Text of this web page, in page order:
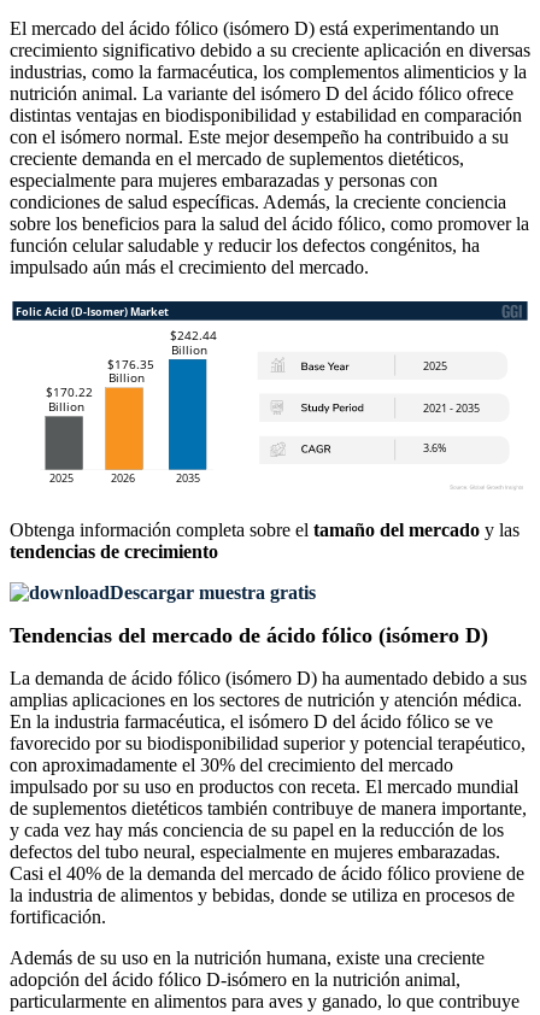
El mercado del ácido fólico (isómero D) está experimentando un
crecimiento significativo debido a su creciente aplicación en diversas
industrias, como la farmacéutica, los complementos alimenticios y la
nutrición animal. La variante del isómero D del ácido fólico ofrece
distintas ventajas en biodisponibilidad y estabilidad en comparación
con el isómero normal. Este mejor desempeño ha contribuido a su
creciente demanda en el mercado de suplementos dietéticos,
especialmente para mujeres embarazadas y personas con
condiciones de salud específicas. Además, la creciente conciencia
sobre los beneficios para la salud del ácido fólico, como promover la
función celular saludable y reducir los defectos congénitos, ha
impulsado aún más el crecimiento del mercado.
Obtenga información completa sobre el tamaño del mercado y las
tendencias de crecimiento
Descargar muestra gratis
Tendencias del mercado de ácido fólico (isómero D)
La demanda de ácido fólico (isómero D) ha aumentado debido a sus
amplias aplicaciones en los sectores de nutrición y atención médica.
En la industria farmacéutica, el isómero D del ácido fólico se ve
favorecido por su biodisponibilidad superior y potencial terapéutico,
con aproximadamente el 30% del crecimiento del mercado
impulsado por su uso en productos con receta. El mercado mundial
de suplementos dietéticos también contribuye de manera importante,
y cada vez hay más conciencia de su papel en la reducción de los
defectos del tubo neural, especialmente en mujeres embarazadas.
Casi el 40% de la demanda del mercado de ácido fólico proviene de
la industria de alimentos y bebidas, donde se utiliza en procesos de
fortificación.
Además de su uso en la nutrición humana, existe una creciente
adopción del ácido fólico D-isómero en la nutrición animal,
particularmente en alimentos para aves y ganado, lo que contribuye